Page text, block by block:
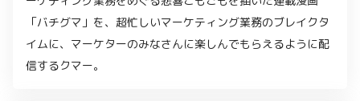
「バチグマ」を、超忙しいマーケティング業務のブレイクタ
イムに、マーケターのみなさんに楽しんでもらえるように配
信するクマー。